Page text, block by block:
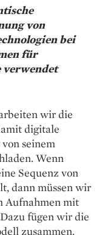
von
bei
für
verwendet
wir die
digitale
seinem
Wenn
Sequenz von
dann müssen wir
Aufnahmen mit
fügen wir die
zusammen.